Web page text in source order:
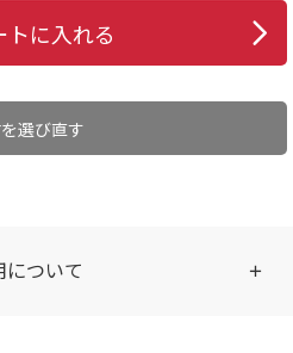
選び直す
トに入れる
について